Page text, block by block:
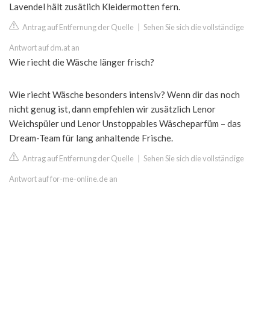
Lavendel hält zusätlich Kleidermotten fern.
Antrag auf Entfernung der Quelle Sehen Sie sich die vollständige
Antwort auf dm.at an
Wie riecht die Wäsche länger frisch?
Wie riecht Wäsche besonders intensiv? Wenn dir das noch
nicht genug ist, dann empfehlen wir zusätzlich Lenor
Weichspüler und Lenor Unstoppables Wäscheparfüm – das
Dream-Team für lang anhaltende Frische.
Antrag auf Entfernung der Quelle Sehen Sie sich die vollständige
Antwort auf for-me-online.de an